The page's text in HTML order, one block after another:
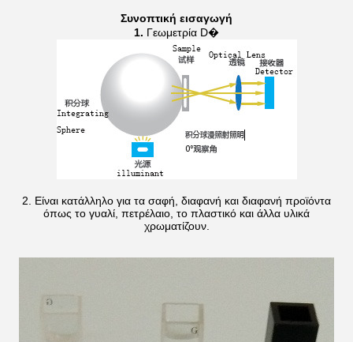
Συνοπτική εισαγωγή
1. Γεωμετρία D�
2. Είναι κατάλληλο για τα σαφή, διαφανή και διαφανή προϊόντα
όπως το γυαλί, πετρέλαιο, το πλαστικό και άλλα υλικά
χρωματίζουν.